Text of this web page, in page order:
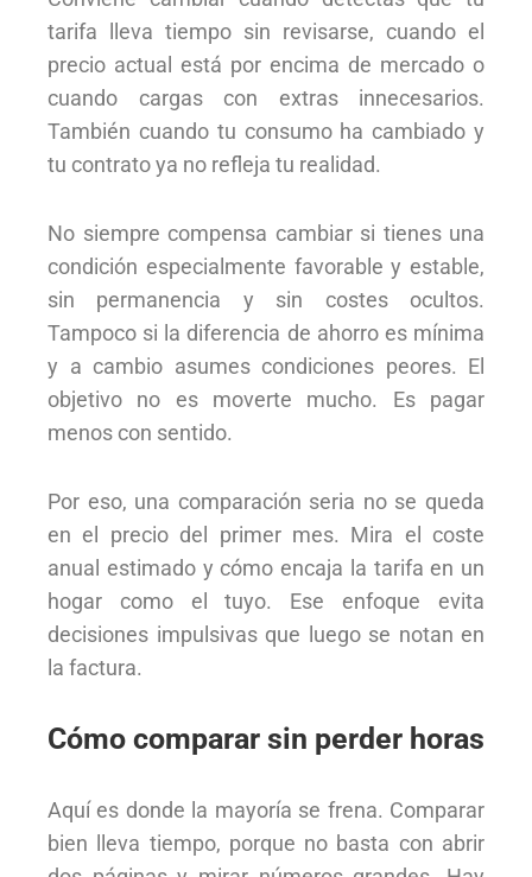
tarifa lleva tiempo sin revisarse, cuando el
precio actual está por encima de mercado o
cuando cargas con extras innecesarios.
También cuando tu consumo ha cambiado y
tu contrato ya no refleja tu realidad.
No siempre compensa cambiar si tienes una
condición especialmente favorable y estable,
sin permanencia y sin costes ocultos.
Tampoco si la diferencia de ahorro es mínima
y a cambio asumes condiciones peores. El
objetivo no es moverte mucho. Es pagar
menos con sentido.
Por eso, una comparación seria no se queda
en el precio del primer mes. Mira el coste
anual estimado y cómo encaja la tarifa en un
hogar como el tuyo. Ese enfoque evita
decisiones impulsivas que luego se notan en
la factura.
Cómo comparar sin perder horas
Aquí es donde la mayoría se frena. Comparar
bien lleva tiempo, porque no basta con abrir